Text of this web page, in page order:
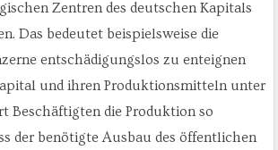
Zentren des deutschen Kapitals
Das bedeutet beispielsweise die
entschädigungslos zu enteignen
und ihren Produktionsmitteln unter
Beschäftigten die Produktion so
der benötigte Ausbau des öffentlichen